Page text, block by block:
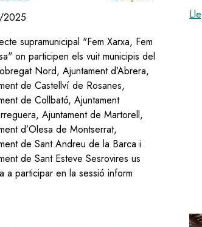
supramunicipal "Fem Xarxa, Fem
on participen els vuit municipis del
Nord, Ajuntament d’Abrera,
de Castellví de Rosanes,
de Collbató, Ajuntament
Ajuntament de Martorell,
d’Olesa de Montserrat,
de Sant Andreu de la Barca i
de Sant Esteve Sesrovires us
a participar en la sessió inform